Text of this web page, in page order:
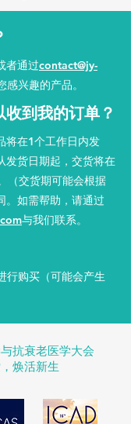
者通过contact@jy-
感兴趣的产品。
到我的订单？
将在1个工作日内发
发货日期起，交货将在
（交货期可能会根据
。如需帮助，请通过
与我们联系。
行购买（可能会产生
抗衰老医学大会
焕活新生